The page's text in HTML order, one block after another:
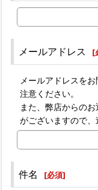
メールアドレス [
メールアドレスを
注意ください。
また、弊店からの
がございますので、
件名 [必須]